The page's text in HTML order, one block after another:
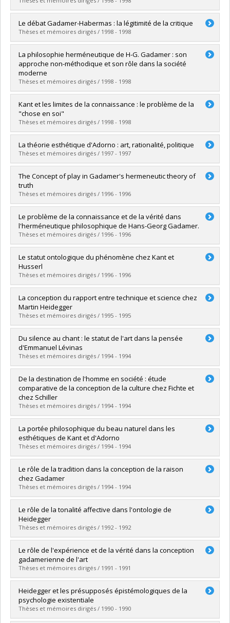
Lien vers le document dans Papyrus
Diplômé(e) :Bouchard, Yves
Cycle : Doctorat
Diplôme obtenu :Ph. D.
Lien vers le document dans Papyrus
Le débat Gadamer-Habermas : la légitimité de la critique
Thèses et mémoires dirigés / 1998 - 1998
Diplômé(e) :Brouillet, Hugues
Cycle :Maîtrise
Diplôme obtenu :
Lien vers le document dans Papyrus
La philosophie herméneutique de H-G. Gadamer : son
approche non-méthodique et son rôle dans la société
moderne
Thèses et mémoires dirigés / 1998 - 1998
Diplômé(e) :Byng, Gregory
Cycle :Maîtrise
Diplôme obtenu :M.A.
Lien vers le document dans Papyrus
Kant et les limites de la connaissance : le problème de la
"chose en soi"
Thèses et mémoires dirigés / 1998 - 1998
Diplômé(e) :Goussikindey, Eugène
Cycle : Maîtrise
Diplôme obtenu :M.A.
Lien vers le document dans Papyrus
La théorie esthétique d'Adorno : art, rationalité, politique
Thèses et mémoires dirigés / 1997 - 1997
Diplômé(e) :Thibodeau, Martin
Cycle :
Diplôme obtenu :M.A.
Lien vers le document dans Papyrus
The Concept of play in Gadamer's hermeneutic theory of
truth
Thèses et mémoires dirigés / 1996 - 1996
Diplômé(e) :Connochie, Andrew
Cycle :Maîtrise
Diplôme obtenu :M.A.
Lien vers le document dans Papyrus
Le problème de la connaissance et de la vérité dans
l'herméneutique philosophique de Hans-Georg Gadamer.
Thèses et mémoires dirigés / 1996 - 1996
Diplômé(e) :Marchildon, Rock
Cycle :Maîtrise
Diplôme obtenu :M.A.
Lien vers le document dans Papyrus
Le statut ontologique du phénomène chez Kant et
Husserl
Thèses et mémoires dirigés / 1996 - 1996
Diplômé(e) :Prat, Sébastien
Cycle : Maîtrise
Diplôme obtenu :M.A.
Lien vers le document dans Papyrus
La conception du rapport entre technique et science chez
Martin Heidegger
Thèses et mémoires dirigés / 1995 - 1995
Diplômé(e) :Bouchard, Marianne
Cycle :Doctorat
Diplôme obtenu :Ph. D.
Lien vers le document dans Papyrus
Du silence au chant : le statut de l'art dans la pensée
d'Emmanuel Lévinas
Thèses et mémoires dirigés / 1994 - 1994
Diplômé(e) :Quiviger, Pascale
Cycle :Maîtrise
Diplôme obtenu :
Lien vers le document dans Papyrus
De la destination de l'homme en société : étude
comparative de la conception de la culture chez Fichte et
chez Schiller
Thèses et mémoires dirigés / 1994 - 1994
Diplômé(e) :Dubé, Stéphane
Cycle :Maîtrise
Diplôme obtenu :M.A.
Lien vers le document dans Papyrus
La portée philosophique du beau naturel dans les
esthétiques de Kant et d'Adorno
Thèses et mémoires dirigés / 1994 - 1994
Diplômé(e) :Veillette, Claude
Cycle :Doctorat
Diplôme obtenu :Ph. D.
Lien vers le document dans Papyrus
Le rôle de la tradition dans la conception de la raison
chez Gadamer
Thèses et mémoires dirigés / 1994 - 1994
Diplômé(e) :Guillemot, Jean-Louis
Cycle :Maîtrise
Diplôme obtenu :M.A.
Lien vers le document dans Papyrus
Le rôle de la tonalité affective dans l'ontologie de
Heidegger
Thèses et mémoires dirigés / 1992 - 1992
Diplômé(e) :Morissette, François
Cycle :Maîtrise
Diplôme obtenu :M.A.
Lien vers le document dans Papyrus
Le rôle de l'expérience et de la vérité dans la conception
gadamerienne de l'art
Thèses et mémoires dirigés / 1991 - 1991
Diplômé(e) :Martin, Kurt
Cycle :Maîtrise
Diplôme obtenu :M.A.
Lien vers le document dans Papyrus
Heidegger et les présupposés épistémologiques de la
psychologie existentiale
Thèses et mémoires dirigés / 1990 - 1990